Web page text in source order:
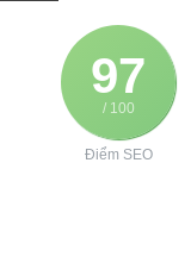
97
/ 100
Điểm SEO